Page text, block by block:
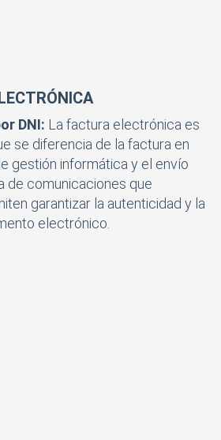
DNI: La factura electrónica es
se diferencia de la factura en
gestión informática y el envío
de comunicaciones que
garantizar la autenticidad y la
electrónico.